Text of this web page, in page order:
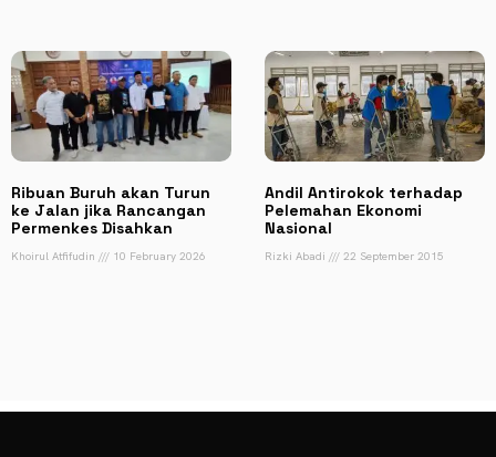
Ribuan Buruh akan Turun
ke Jalan jika Rancangan
Permenkes Disahkan
Khoirul Atfifudin 10 February 2026
Andil Antirokok terhadap
Pelemahan Ekonomi
Nasional
Rizki Abadi 22 September 2015